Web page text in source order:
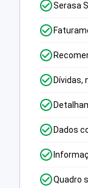
Serasa
Dívidas,
Dados
Quadro